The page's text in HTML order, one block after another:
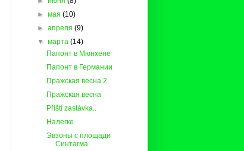
►мая(10)
►апреля(9)
▼марта(14)
Папонт в Мюнхене
Папонт в Германии
Пражская весна 2
Пражская весна
Příští zastávka..
Налегке
Эвзоны с площади
Синтагма